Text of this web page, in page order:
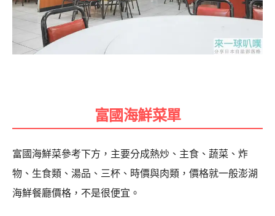
富國海鮮菜單
富國海鮮菜參考下方，主要分成熱炒、主食、蔬菜、炸
物、生食類、湯品、三杯、時價與肉類，價格就一般澎湖
海鮮餐廳價格，不是很便宜。